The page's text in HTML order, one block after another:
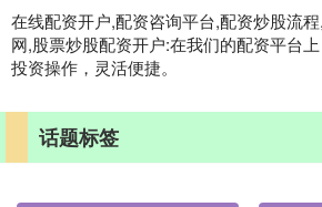
在线配资开户,配资咨询平台,配资炒股流
网,股票炒股配资开户:在我们的配资平台
投资操作，灵活便捷。
话题标签